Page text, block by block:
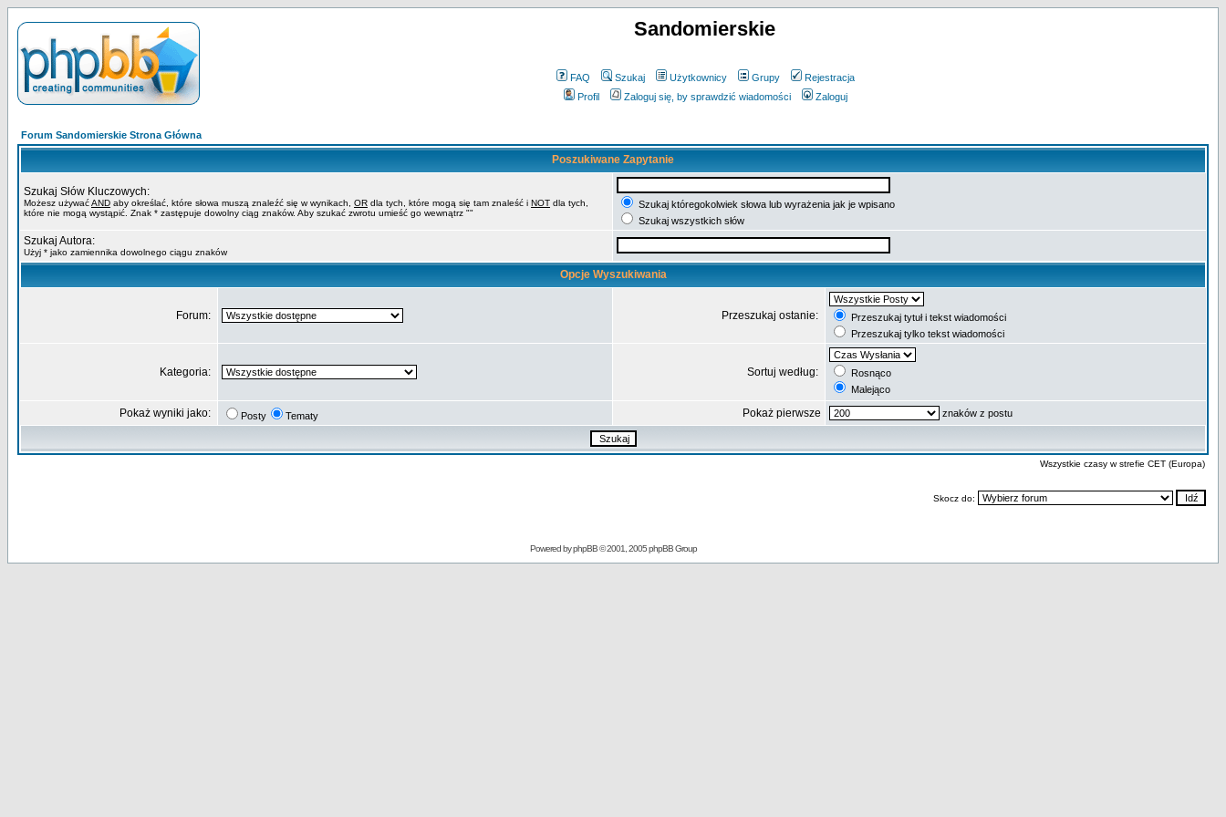
Sandomierskie
FAQ Szukaj Użytkownicy Grupy
Rejestracja
Profil
Zaloguj się, by sprawdzić wiadomości Zaloguj
Forum Sandomierskie Strona Główna
Poszukiwane Zapytanie
Szukaj Słów Kluczowych:
Możesz używaćAND aby określać, które słowa muszą znaleźć się w wynikach, OR dla tych, które mogą się tam znaleść i NOT dla tych,
które nie mogą wystąpić. Znak * zastępuje dowolny ciąg znaków. Aby szukać zwrotu umieść go wewnątrz ""
Szukaj któregokolwiek słowa lub wyrażenia jak je wpisano
Szukaj wszystkich słów
Szukaj Autora:
Użyj * jako zamiennika dowolnego ciągu znaków
Opcje Wyszukiwania
Forum: Przeszukaj ostanie:
Przeszukaj tytuł i tekst wiadomości
Przeszukaj tylko tekst wiadomości
Kategoria: Sortuj według:
Rosnąco
Malejąco
Pokaż wyniki jako: Posty Tematy Pokaż pierwsze znaków z postu
Wszystkie czasy w strefie CET (Europa)
Skocz do:
Powered byphpBB© 2001, 2005 phpBB Group